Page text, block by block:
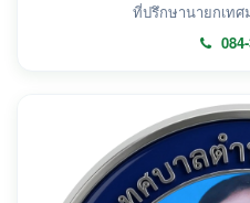
ที่ปรึกษานายกเทศ